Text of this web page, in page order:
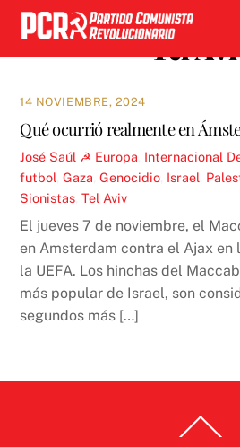
Skip
content
Tel
14 NOVIEMBRE, 2024
Qué ocurrió realmente en
José Saúl ☭ Europa Internacional
futbol ,Gaza ,Genocidio Israel
Sionistas ,Tel Aviv
El jueves 7 de noviembre, el
en Amsterdam contra el Ajax en
la UEFA. Los hinchas del
más popular de Israel, son
segundos más […]
To